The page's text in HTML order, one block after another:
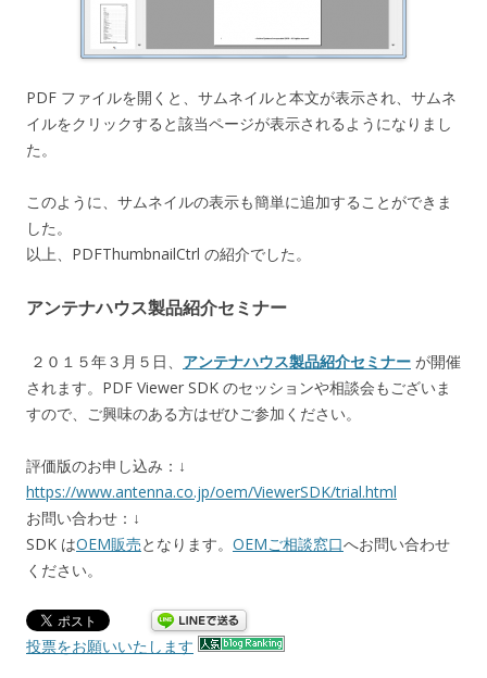
PDF ファイルを開くと、サムネイルと本文が表示され、サムネ
イルをクリックすると該当ページが表示されるようになりまし
た。
このように、サムネイルの表示も簡単に追加することができま
した。
以上、PDFThumbnailCtrl の紹介でした。
アンテナハウス製品紹介セミナー
２０１５年３月５日、 アンテナハウス製品紹介セミナー が開催
されます。PDF Viewer SDK のセッションや相談会もございま
すので、ご興味のある方はぜひご参加ください。
評価版のお申し込み：↓
https://www.antenna.co.jp/oem/ViewerSDK/trial.html
お問い合わせ：↓
SDK はOEM販売となります。 OEMご相談窓口へお問い合わせ
ください。
投票をお願いいたします